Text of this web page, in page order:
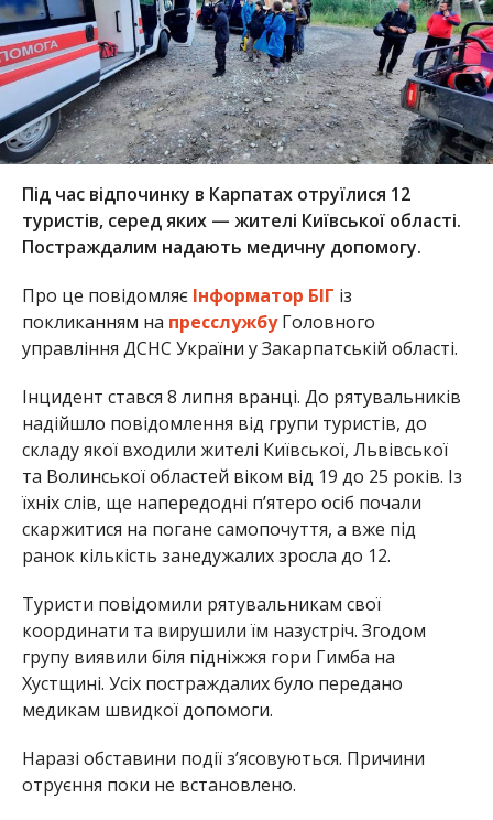
Під час відпочинку в Карпатах отруїлися 12
туристів, серед яких — жителі Київської області.
Постраждалим надають медичну допомогу.
Про це повідомляє Інформатор БІГ із
покликанням на пресслужбуГоловного
управління ДСНС України у Закарпатській області.
Інцидент стався 8 липня вранці. До рятувальників
надійшло повідомлення від групи туристів, до
складу якої входили жителі Київської, Львівської
та Волинської областей віком від 19 до 25 років. Із
їхніх слів, ще напередодні п’ятеро осіб почали
скаржитися на погане самопочуття, а вже під
ранок кількість занедужалих зросла до 12.
Туристи повідомили рятувальникам свої
координати та вирушили їм назустріч. Згодом
групу виявили біля підніжжя гори Гимба на
Хустщині. Усіх постраждалих було передано
медикам швидкої допомоги.
Наразі обставини події з’ясовуються. Причини
отруєння поки не встановлено.